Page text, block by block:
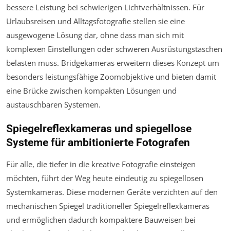
bessere Leistung bei schwierigen Lichtverhältnissen. Für
Urlaubsreisen und Alltagsfotografie stellen sie eine
ausgewogene Lösung dar, ohne dass man sich mit
komplexen Einstellungen oder schweren Ausrüstungstaschen
belasten muss. Bridgekameras erweitern dieses Konzept um
besonders leistungsfähige Zoomobjektive und bieten damit
eine Brücke zwischen kompakten Lösungen und
austauschbaren Systemen.
Spiegelreflexkameras und spiegellose
Systeme für ambitionierte Fotografen
Für alle, die tiefer in die kreative Fotografie einsteigen
möchten, führt der Weg heute eindeutig zu spiegellosen
Systemkameras. Diese modernen Geräte verzichten auf den
mechanischen Spiegel traditioneller Spiegelreflexkameras
und ermöglichen dadurch kompaktere Bauweisen bei